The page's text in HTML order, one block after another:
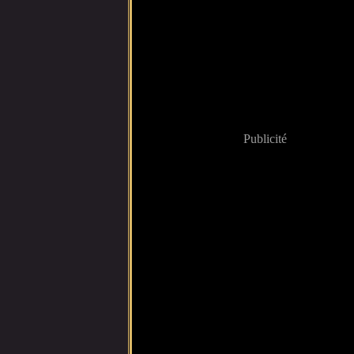
Publicité